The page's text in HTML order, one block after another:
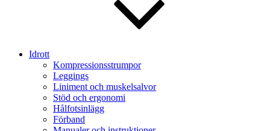
Idrott
Kompressionsstrumpor
Leggings
Liniment och muskelsalvor
Stöd och ergonomi
Hålfotsinlägg
Förband